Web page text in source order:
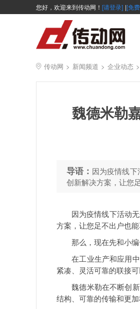
您好，欢迎来到传动网！ [请登录] |[免
传动网 > 新闻频道 > 企业动态 >
魏德米勒
导语： 因为疫情线
创新解决方案，让您
因为疫情线下活动无
方案，让您足不出户也
那么，现在先和小编
在工业生产和应用中
紧凑、灵活可靠的联接
魏德米勒在不断创新
结构、可靠的传输和更加